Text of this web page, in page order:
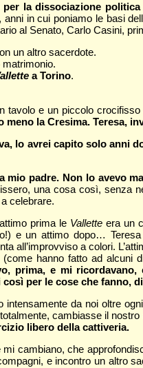
la dissociazione
, anni in cui poniamo le basi
al Senato, Carlo Casini,
un altro sacerdote.
a Torino.
tavolo e un piccolo
la Cresima. Teresa,
lo avrei capito solo anni
mio padre. Non lo avevo
una cosa così, senza
celebrare.
prima le Vallette era un
e un attimo dopo…
all’improvviso a colori.
hanno fatto ad
prima, e mi
per le cose che fanno,
da noi oltre
cambiasse il
libero della cattiveria.
cambiano, che
e incontro un altro